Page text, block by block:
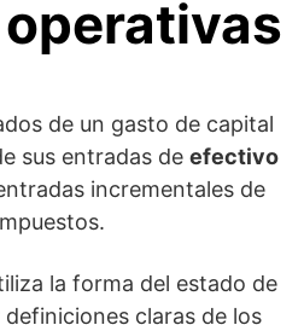
de un gasto de capital
sus entradas de efectivo
incrementales de
la forma del estado de
claras de los